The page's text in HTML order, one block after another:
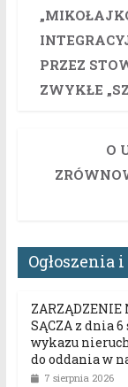
PRZEZ
ZWYKŁE
O
ZARZĄDZENIE
SĄCZA z dnia
wykazu
do oddania w
7 sierpnia 2026